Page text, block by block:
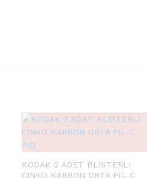
KODAK 2 ADET BLISTERLI
CINKO KARBON ORTA PIL-C